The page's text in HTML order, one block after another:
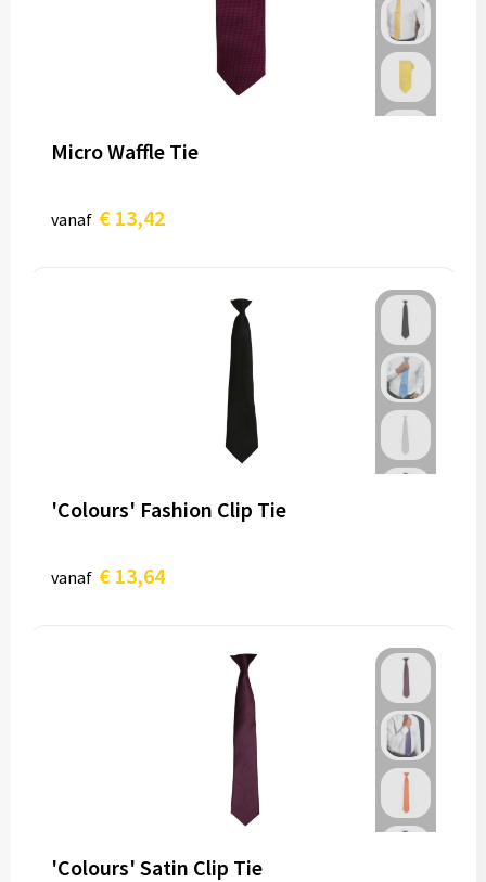
Micro Waffle Tie
vanaf € 13,42
'Colours' Fashion Clip Tie
vanaf € 13,64
'Colours' Satin Clip Tie